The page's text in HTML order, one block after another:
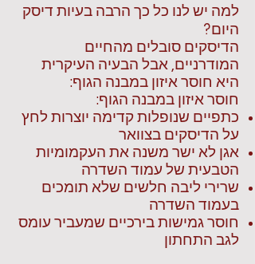
למה יש לנו כל כך הרבה בעיות דיסק
היום?
הדיסקים סובלים מהחיים
המודרניים, אבל הבעיה העיקרית
היא חוסר איזון במבנה הגוף:
חוסר איזון במבנה הגוף:
כתפיים שנופלות קדימה יוצרות לחץ
על הדיסקים בצוואר
אגן לא ישר משנה את העקמומיות
הטבעית של עמוד השדרה
שרירי ליבה חלשים שלא תומכים
בעמוד השדרה
חוסר גמישות בירכיים שמעביר עומס
לגב התחתון